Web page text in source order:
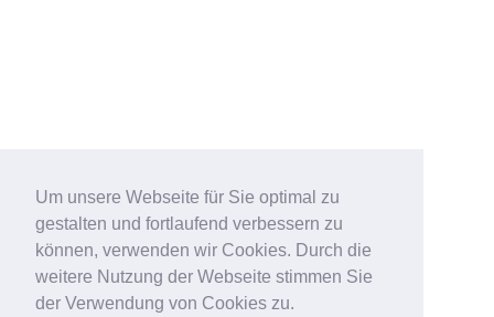
Um unsere Webseite für Sie optimal zu
gestalten und fortlaufend verbessern zu
können, verwenden wir Cookies. Durch die
weitere Nutzung der Webseite stimmen Sie
der Verwendung von Cookies zu.